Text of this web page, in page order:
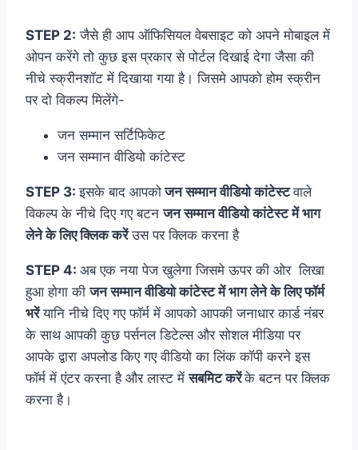
STEP 2: जैसे ही आप ऑफिसियल वेबसाइट को अपने मोबाइल में
ओपन करेंगे तो कुछ इस प्रकार से पोर्टल दिखाई देगा जैसा की
नीचे स्क्रीनशॉट में दिखाया गया है। जिसमे आपको होम स्क्रीन
पर दो विकल्प मिलेंगे-
जन सम्मान सर्टिफिकेट
जन सम्मान वीडियो कांटेस्ट
STEP 3:इसके बाद आपकोजन सम्मान वीडियो कांटेस्टवाले
विकल्प के नीचे दिए गए बटनजन सम्मान वीडियो कांटेस्ट में भाग
लेने के लिए क्लिक करेंउस पर क्लिक करना है
STEP 4: अब एक नया पेज खुलेगा जिसमे ऊपर की ओर लिखा
हुआ होगा कीजन सम्मान वीडियो कांटेस्ट में भाग लेने के लिए फॉर्म
भरेंयानि नीचे दिए गए फॉर्म में आपको आपकी जनाधार कार्ड नंबर
के साथ आपकी कुछ पर्सनल डिटेल्स और सोशल मीडिया पर
आपके द्वारा अपलोड किए गए वीडियो का लिंक कॉपी करने इस
फॉर्म में एंटर करना है और लास्ट मेंसबमिट करेंके बटन पर क्लिक
करना है।